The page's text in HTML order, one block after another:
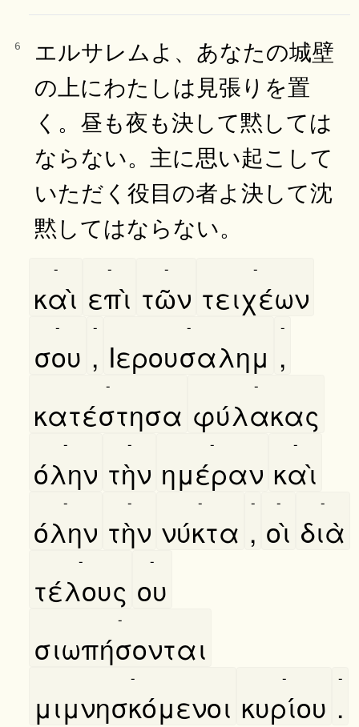
6
エルサレムよ、あなたの城壁
の上にわたしは見張りを置
く。昼も夜も決して黙しては
ならない。主に思い起こして
いただく役目の者よ決して沈
黙してはならない。
καὶ
-
επὶ
-
τῶν
-
τειχέων
-
σου
-
,
-
Ιερουσαλημ
-
,
-
κατέστησα
-
φύλακας
-
όλην
-
τὴν
-
ημέραν
-
καὶ
-
όλην
-
τὴν
-
νύκτα
-
,
-
οὶ
-
διὰ
-
τέλους
-
ου
-
σιωπήσονται
-
μιμνησκόμενοι
-
κυρίου
-
.
-